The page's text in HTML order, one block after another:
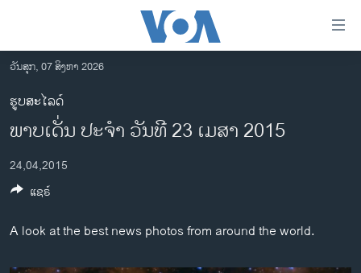
ເຂົ້າ
ຫາ
ຂ້າມ
ຂ້າມ
ໄປ
ຫາ
ຄົ້ນ
ລາວ
ອາເມຣິກາ
ການເລືອກຕັ້ງ ປະທານາທີບໍດີ ສະຫະລັດ 2024
ຂ່າວ​ຈີນ
ໂລກ
ວັນສຸກ, 07 ສິງຫາ 2026
ຮູບສະໄລດ໌
ພາບເດັ່ນ ປະຈຳ ວັນທີ 23 ເມສາ 2015
24,04,2015
A look at the best news photos from around the world.
ແຊຣ໌